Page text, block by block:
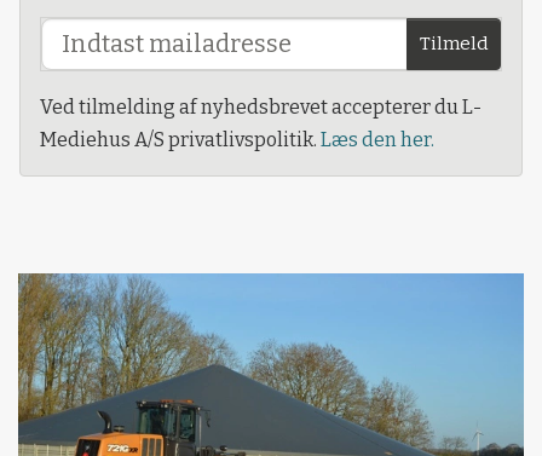
Tilmeld
Ved tilmelding af nyhedsbrevet accepterer du L-
Mediehus A/S privatlivspolitik. Læs den her.